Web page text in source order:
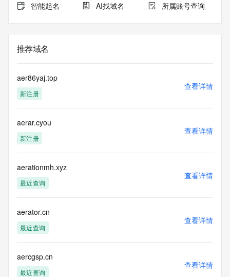
智能起名 AI找域名 所属账号查询
推荐域名
aer86yaj.top
新注册
查看详情
aerar.cyou
新注册
查看详情
aerationmh.xyz
最近查询
查看详情
aerator.cn
最近查询
查看详情
aercgsp.cn
最近查询
查看详情